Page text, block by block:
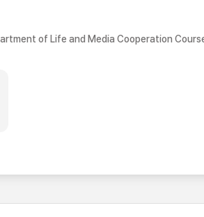
of Life and Media Cooperation